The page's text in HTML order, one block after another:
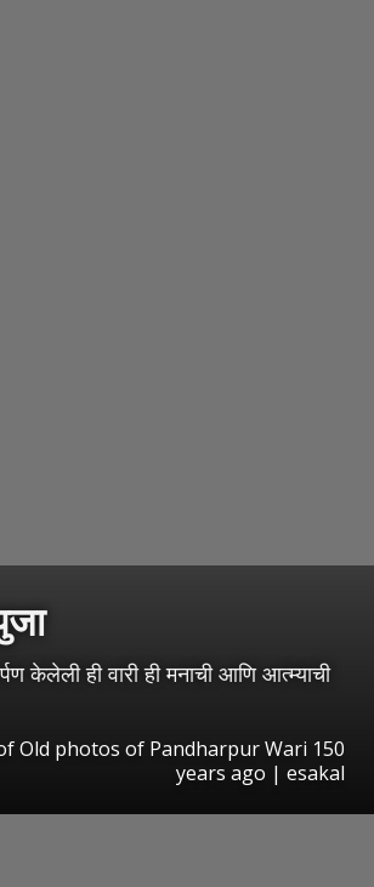
केलेली ही वारी ही मनाची आणि आत्म्याची
Old photos of Pandharpur Wari 150
years ago | esakal